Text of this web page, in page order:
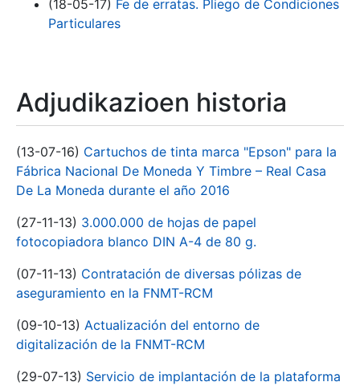
(18-05-17) Fe de erratas. Pliego de Condiciones
Particulares
Adjudikazioen historia
(13-07-16) Cartuchos de tinta marca "Epson" para la
Fábrica Nacional De Moneda Y Timbre – Real Casa
De La Moneda durante el año 2016
(27-11-13) 3.000.000 de hojas de papel
fotocopiadora blanco DIN A-4 de 80 g.
(07-11-13) Contratación de diversas pólizas de
aseguramiento en la FNMT-RCM
(09-10-13) Actualización del entorno de
digitalización de la FNMT-RCM
(29-07-13) Servicio de implantación de la plataforma